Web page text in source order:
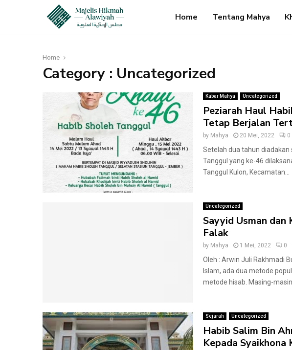
Home Tentang Mahya
Home
Category : Uncategorized
Kabar Mahya Uncategorized
Peziarah Haul
Tetap Berjalan
by Mahya 20 Mei, 2022 0
Setelah dua tahun diadakan
Tanggul yang ke-46
Tanggul Kulon, Kecamatan...
Uncategorized
Sayyid Usman
Falak
by Mahya 1 Mei, 2022 0
Oleh : Arwin Juli Rakhmadi
Islam, ada dua metode
metode hisab. Masing-
Sejarah Uncategorized
Habib Salim Bin
Kepada